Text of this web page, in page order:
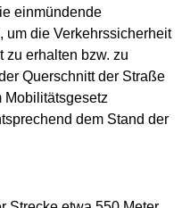
einmündende
um die Verkehrssicherheit
zu erhalten bzw. zu
Querschnitt der Straße
Mobilitätsgesetz
dem Stand der